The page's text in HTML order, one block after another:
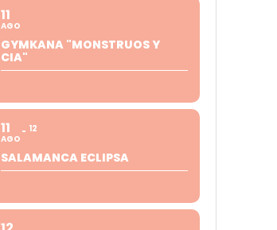
11
AGO
GYMKANA "MONSTRUOS Y
CIA"
11
AGO
12
SALAMANCA ECLIPSA